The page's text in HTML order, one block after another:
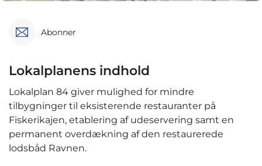
Abonner
Lokalplanens indhold
Lokalplan 84 giver mulighed for mindre
tilbygninger til eksisterende restauranter på
Fiskerikajen, etablering af udeservering samt en
permanent overdækning af den restaurerede
lodsbåd Ravnen.